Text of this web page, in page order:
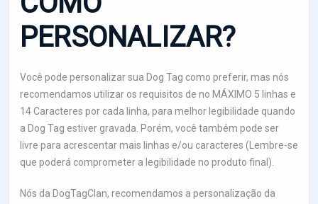
PERSONALIZAR?
Você pode personalizar sua Dog Tag como preferir, mas nós
recomendamos utilizar os requisitos de no MÁXIMO 5 linhas e
14 Caracteres por cada linha, para melhor legibilidade quando
a Dog Tag estiver gravada. Porém, você também pode ser
livre para acrescentar mais linhas e/ou caracteres (Lembre-se
que poderá comprometer a legibilidade no produto final).
Nós da DogTagClan, recomendamos a personalização da